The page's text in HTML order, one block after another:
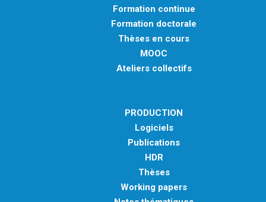
Formation continue
Formation doctorale
Thèses en cours
MOOC
Ateliers collectifs
PRODUCTION
Logiciels
Publications
HDR
Thèses
Working papers